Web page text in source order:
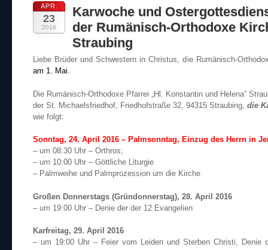
APR.
23
2016
Karwoche und
der Rumänisch-Orthodoxe
Straubing
Liebe Brüder und Schwestern in Christus, die Rumänisch-
am 1. Mai.
Die Rumänisch-Orthodoxe Pfarrei „Hl. Konstantin und Helena”
der St. Michaelsfriedhof, Friedhofstraße 32, 94315 Straubing, die
wie folgt:
Sonntag, 24. April 2016 – Palmsonntag, Einzug des Herrn in
– um 08:30 Uhr – Orthros;
– um 10:00 Uhr – Göttliche Liturgie
– Palmweihe und Palmprozession um die Kirche
Großen Donnerstags (Gründonnerstag), 28. April 2016
– um 19:00 Uhr – Denie der der 12 Evangelien
Karfreitag, 29. April 2016
– um 19:00 Uhr – Feier vom Leiden und Sterben Christi, Denie